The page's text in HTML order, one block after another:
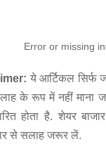
Error or missing
ये आर्टिकल सिर्फ
के रूप में नहीं माना
होता है. शेयर
से सलाह जरूर लें.